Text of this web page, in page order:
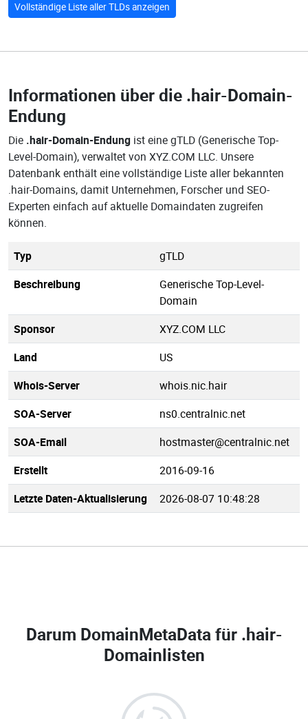
Vollständige Liste aller TLDs anzeigen
Informationen über die .hair-Domain-
Endung
Die .hair-Domain-Endung ist eine gTLD (Generische Top-
Level-Domain), verwaltet von XYZ.COM LLC. Unsere
Datenbank enthält eine vollständige Liste aller bekannten
.hair-Domains, damit Unternehmen, Forscher und SEO-
Experten einfach auf aktuelle Domaindaten zugreifen
können.
Typ
gTLD
Beschreibung
Generische Top-Level-
Domain
Sponsor
XYZ.COM LLC
Land
US
Whois-Server
whois.nic.hair
SOA-Server
ns0.centralnic.net
SOA-Email
hostmaster@centralnic.net
Erstellt
2016-09-16
Letzte Daten-Aktualisierung
2026-08-07 10:48:28
Darum DomainMetaData für .hair-
Domainlisten